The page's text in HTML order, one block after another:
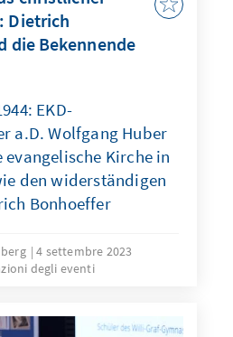
Dietrich
die Bekennende
EKD-
a.D. Wolfgang Huber
Kirche in
den widerständigen
Bonhoeffer
4 settembre 2023
degli eventi